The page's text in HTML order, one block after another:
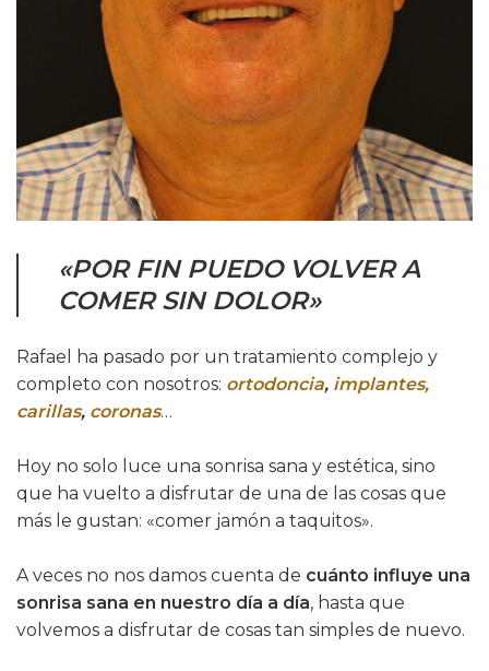
«POR FIN PUEDO VOLVER A
COMER SIN DOLOR»
Rafael ha pasado por un tratamiento complejo y
completo con nosotros: ortodoncia, implantes,
carillas, coronas…
Hoy no solo luce una sonrisa sana y estética, sino
que ha vuelto a disfrutar de una de las cosas que
más le gustan: «comer jamón a taquitos».
A veces no nos damos cuenta de cuánto influye una
sonrisa sana en nuestro día a día, hasta que
volvemos a disfrutar de cosas tan simples de nuevo.